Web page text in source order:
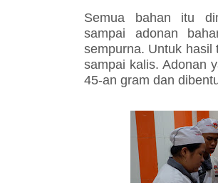
Semua bahan itu
sampai adonan
sempurna. Untuk
sampai kalis. Adonan
45-an gram dan